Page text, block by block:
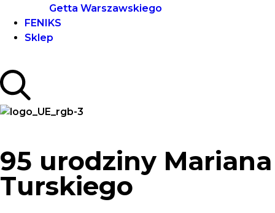
Getta Warszawskiego
FENIKS
Sklep
95 urodziny Mariana
Turskiego